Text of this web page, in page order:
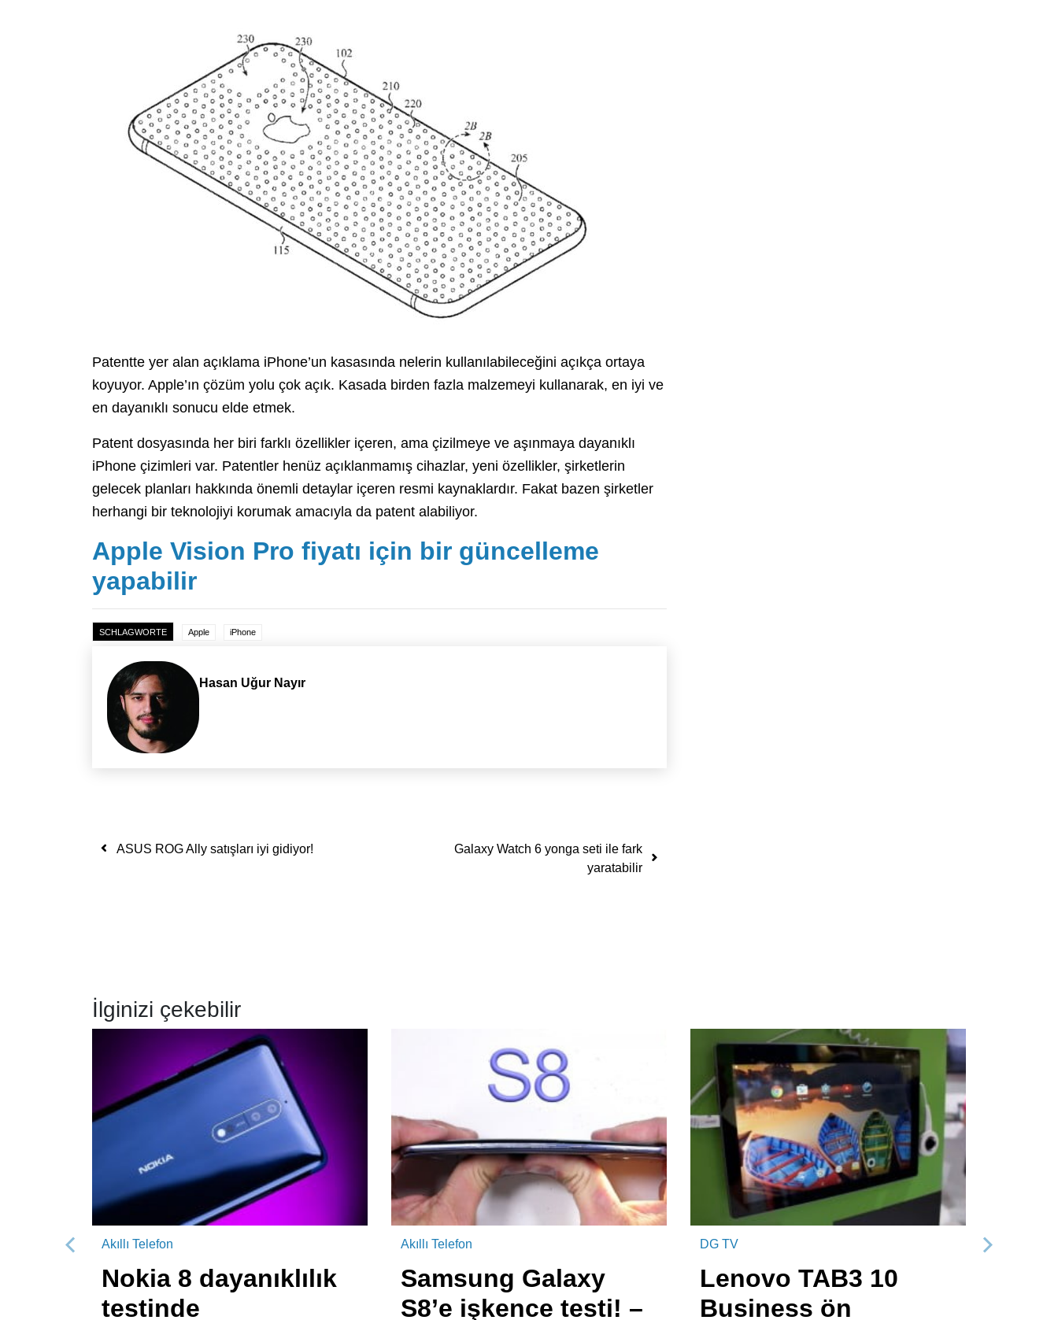
Patentte yer alan açıklama iPhone’un kasasında nelerin kullanılabileceğini açıkça ortaya
koyuyor. Apple’ın çözüm yolu çok açık. Kasada birden fazla malzemeyi kullanarak, en iyi ve
en dayanıklı sonucu elde etmek.
Patent dosyasında her biri farklı özellikler içeren, ama çizilmeye ve aşınmaya dayanıklı
iPhone çizimleri var. Patentler henüz açıklanmamış cihazlar, yeni özellikler, şirketlerin
gelecek planları hakkında önemli detaylar içeren resmi kaynaklardır. Fakat bazen şirketler
herhangi bir teknolojiyi korumak amacıyla da patent alabiliyor.
Apple Vision Pro fiyatı için bir güncelleme
yapabilir
SCHLAGWORTE Apple iPhone
Hasan Uğur Nayır
Yazı dolaşımı
ASUS ROG Ally satışları iyi gidiyor!
Galaxy Watch 6 yonga seti ile fark
yaratabilir
İlginizi çekebilir
Akıllı Telefon
Nokia 8 dayanıklılık
testinde
Akıllı Telefon
Samsung Galaxy
S8’e işkence testi! –
DG TV
Lenovo TAB3 10
Business ön
Önceki Sonraki